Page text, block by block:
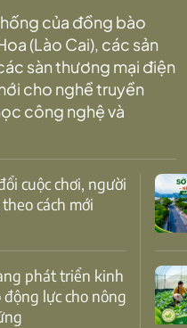
của đồng bào
(Lào Cai), các sản
sàn thương mại điện
cho nghề truyền
công nghệ và
cách mới
lực cho nông